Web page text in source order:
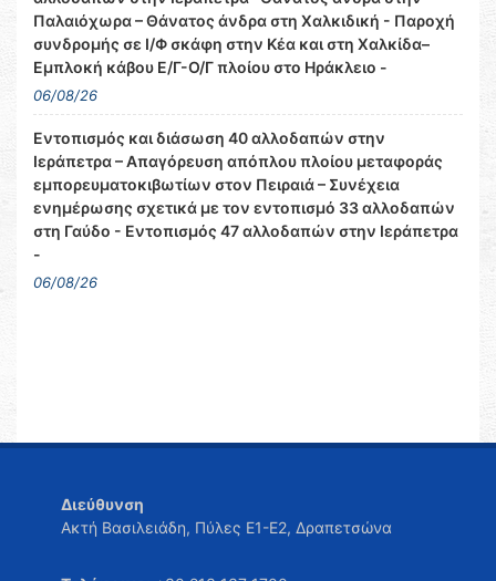
Παλαιόχωρα – Θάνατος άνδρα στη Χαλκιδική - Παροχή
συνδρομής σε Ι/Φ σκάφη στην Κέα και στη Χαλκίδα–
Εμπλοκή κάβου Ε/Γ-Ο/Γ πλοίου στο Ηράκλειο -
06/08/26
Εντοπισμός και διάσωση 40 αλλοδαπών στην
Ιεράπετρα – Απαγόρευση απόπλου πλοίου μεταφοράς
εμπορευματοκιβωτίων στον Πειραιά – Συνέχεια
ενημέρωσης σχετικά με τον εντοπισμό 33 αλλοδαπών
στη Γαύδο - Εντοπισμός 47 αλλοδαπών στην Ιεράπετρα
-
06/08/26
Διεύθυνση
Ακτή Βασιλειάδη, Πύλες Ε1-Ε2, Δραπετσώνα